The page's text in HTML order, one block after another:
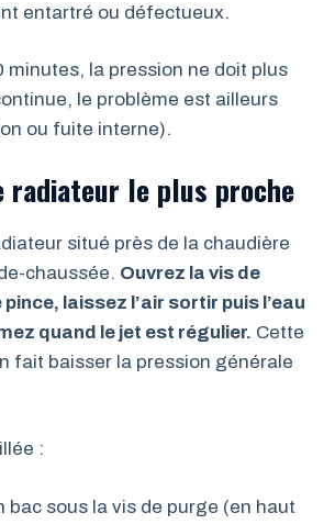
entartré ou défectueux.
minutes, la pression ne doit plus
le problème est ailleurs
ou fuite interne).
radiateur le plus proche
situé près de la chaudière
chaussée. Ouvrez la vis de
laissez l’air sortir puis l’eau
quand le jet est régulier. Cette
fait baisser la pression générale
:
bac sous la vis de purge (en haut